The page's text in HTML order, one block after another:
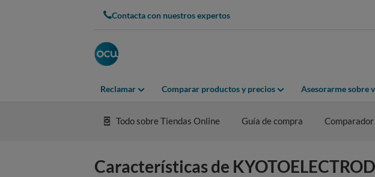
Contacta con nuestros expertos
Reclamar Comparar productos y precios Asesorarme sobre
Todo sobre Tiendas Online Guía de compra Comparador
Características de